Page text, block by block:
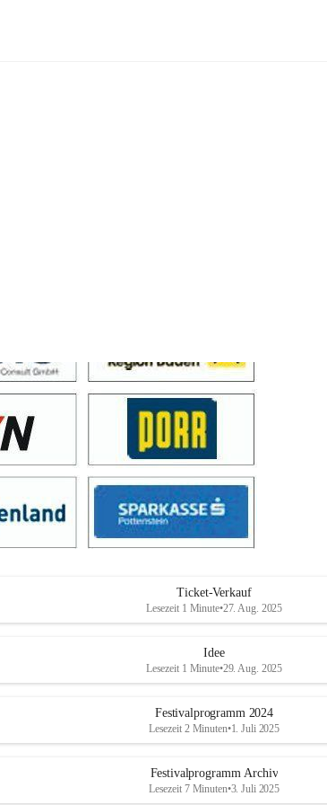
Ticket-Verkauf
Lesezeit 1 Minute•27. Aug. 2025
Idee
Lesezeit 1 Minute•29. Aug. 2025
Festivalprogramm 2024
Lesezeit 2 Minuten•1. Juli 2025
Festivalprogramm Archiv
Lesezeit 7 Minuten•3. Juli 2025